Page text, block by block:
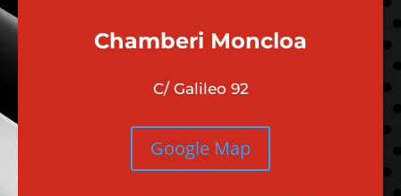
Chamberi Moncloa
C/ Galileo 92
Google Map